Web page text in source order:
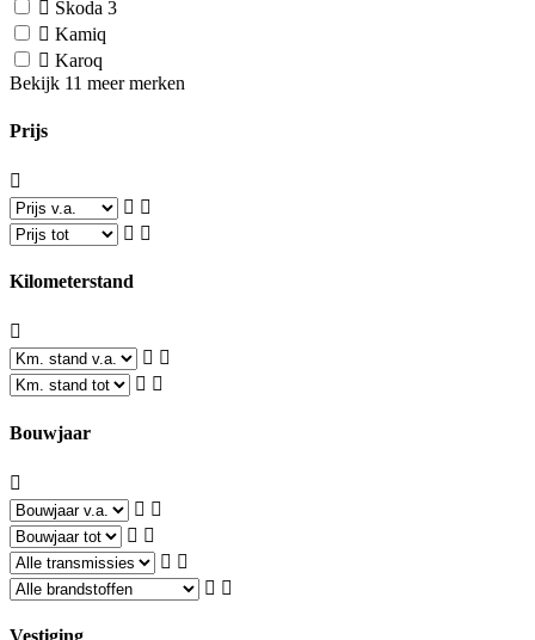
Škoda 3
Kamiq
Karoq
Bekijk 11 meer merken
Prijs
Kilometerstand
Bouwjaar